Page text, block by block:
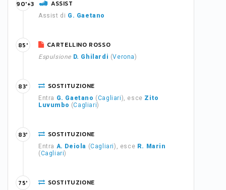
ASSIST
Assist di G. Gaetano
90'+3
CARTELLINO ROSSO
Espulsione D. Ghilardi (Verona)
85'
SOSTITUZIONE
Entra G. Gaetano (Cagliari), esce Zito
Luvumbo (Cagliari)
83'
SOSTITUZIONE
Entra A. Deiola (Cagliari), esce R. Marin
(Cagliari)
83'
SOSTITUZIONE
75'